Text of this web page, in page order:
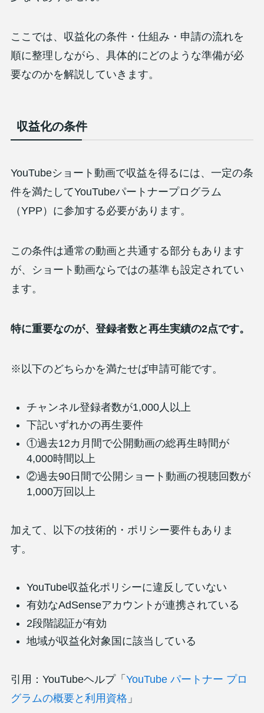
ここでは、収益化の条件・仕組み・申請の流れを
順に整理しながら、具体的にどのような準備が必
要なのかを解説していきます。
収益化の条件
YouTubeショート動画で収益を得るには、一定の条
件を満たしてYouTubeパートナープログラム
（YPP）に参加する必要があります。
この条件は通常の動画と共通する部分もあります
が、ショート動画ならではの基準も設定されてい
ます。
特に重要なのが、登録者数と再生実績の2点です。
※以下のどちらかを満たせば申請可能です。
チャンネル登録者数が1,000人以上
下記いずれかの再生要件
①過去12カ月間で公開動画の総再生時間が
4,000時間以上
②過去90日間で公開ショート動画の視聴回数が
1,000万回以上
加えて、以下の技術的・ポリシー要件もありま
す。
YouTube収益化ポリシーに違反していない
有効なAdSenseアカウントが連携されている
2段階認証が有効
地域が収益化対象国に該当している
引用：YouTubeヘルプ「 YouTube パートナー プロ
グラムの概要と利用資格 」